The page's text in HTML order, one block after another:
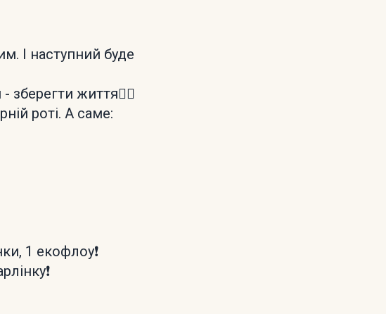
І наступний буде
зберегти життя❤️‍🔥
роті. А саме:
1 екофлоу❗️